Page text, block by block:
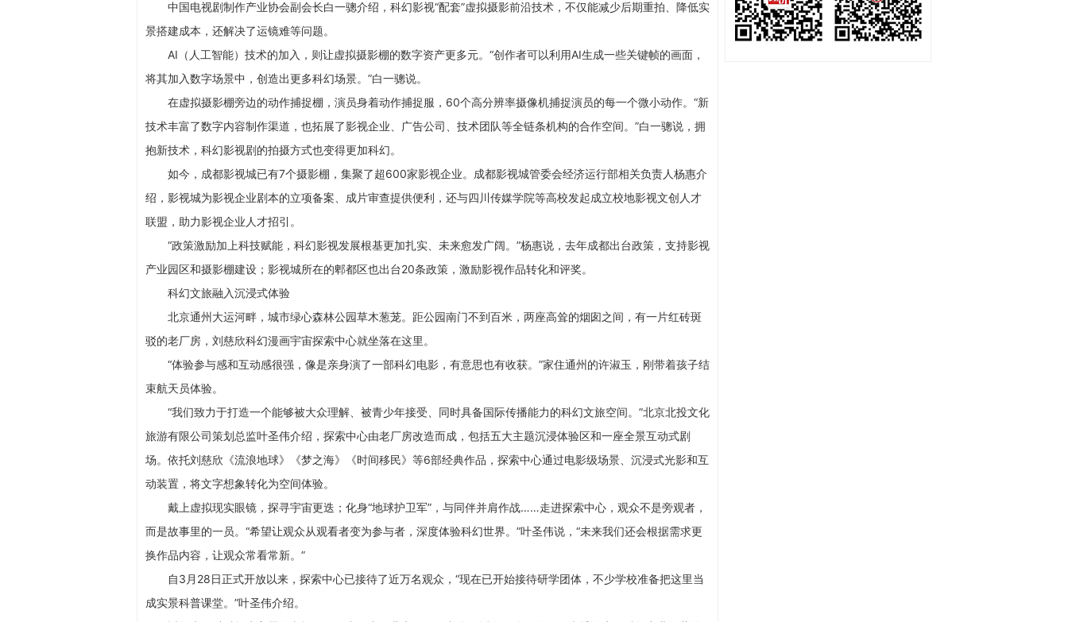
中国电视剧制作产业协会副会长白一骢介绍，科幻影视“配套”虚拟摄影前沿技术，不仅能减少后期重拍、降低实
景搭建成本，还解决了运镜难等问题。
AI（人工智能）技术的加入，则让虚拟摄影棚的数字资产更多元。“创作者可以利用AI生成一些关键帧的画面，
将其加入数字场景中，创造出更多科幻场景。”白一骢说。
在虚拟摄影棚旁边的动作捕捉棚，演员身着动作捕捉服，60个高分辨率摄像机捕捉演员的每一个微小动作。“新
技术丰富了数字内容制作渠道，也拓展了影视企业、广告公司、技术团队等全链条机构的合作空间。”白一骢说，拥
抱新技术，科幻影视剧的拍摄方式也变得更加科幻。
如今，成都影视城已有7个摄影棚，集聚了超600家影视企业。成都影视城管委会经济运行部相关负责人杨惠介
绍，影视城为影视企业剧本的立项备案、成片审查提供便利，还与四川传媒学院等高校发起成立校地影视文创人才
联盟，助力影视企业人才招引。
“政策激励加上科技赋能，科幻影视发展根基更加扎实、未来愈发广阔。”杨惠说，去年成都出台政策，支持影视
产业园区和摄影棚建设；影视城所在的郫都区也出台20条政策，激励影视作品转化和评奖。
科幻文旅融入沉浸式体验
北京通州大运河畔，城市绿心森林公园草木葱茏。距公园南门不到百米，两座高耸的烟囱之间，有一片红砖斑
驳的老厂房，刘慈欣科幻漫画宇宙探索中心就坐落在这里。
“体验参与感和互动感很强，像是亲身演了一部科幻电影，有意思也有收获。”家住通州的许淑玉，刚带着孩子结
束航天员体验。
“我们致力于打造一个能够被大众理解、被青少年接受、同时具备国际传播能力的科幻文旅空间。”北京北投文化
旅游有限公司策划总监叶圣伟介绍，探索中心由老厂房改造而成，包括五大主题沉浸体验区和一座全景互动式剧
场。依托刘慈欣《流浪地球》《梦之海》《时间移民》等6部经典作品，探索中心通过电影级场景、沉浸式光影和互
动装置，将文字想象转化为空间体验。
戴上虚拟现实眼镜，探寻宇宙更迭；化身“地球护卫军”，与同伴并肩作战……走进探索中心，观众不是旁观者，
而是故事里的一员。“希望让观众从观看者变为参与者，深度体验科幻世界。”叶圣伟说，“未来我们还会根据需求更
换作品内容，让观众常看常新。”
自3月28日正式开放以来，探索中心已接待了近万名观众，“现在已开始接待研学团体，不少学校准备把这里当
成实景科普课堂。”叶圣伟介绍。